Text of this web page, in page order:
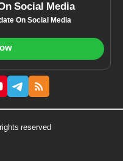
Social Media
On Social Media
reserved